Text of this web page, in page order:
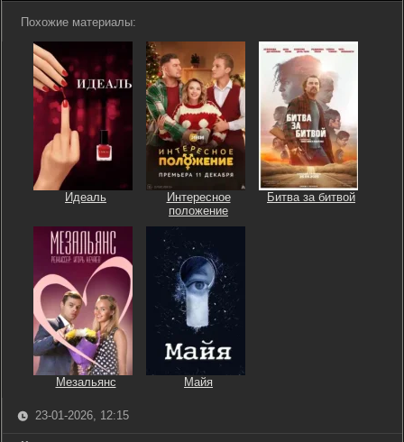
Похожие материалы:
Идеаль
Интересное
положение
Битва за битвой
Мезальянс Майя
23-01-2026, 12:15